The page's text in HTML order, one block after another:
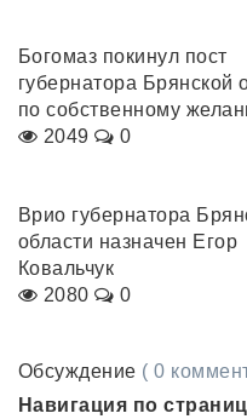
Богомаз покинул пост
губернатора Брянской
по собственному
2049
0
Врио губернатора
области назначен Егор
Ковальчук
2080
0
Обсуждение ( 0
Навигация по